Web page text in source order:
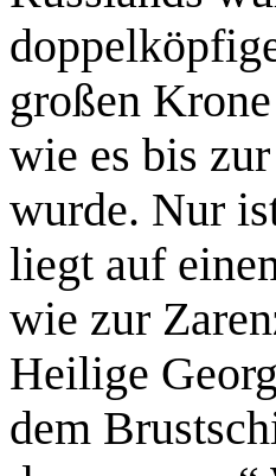
großen
wie es bis
wurde. Nur
liegt auf
wie zur
Heilige
dem